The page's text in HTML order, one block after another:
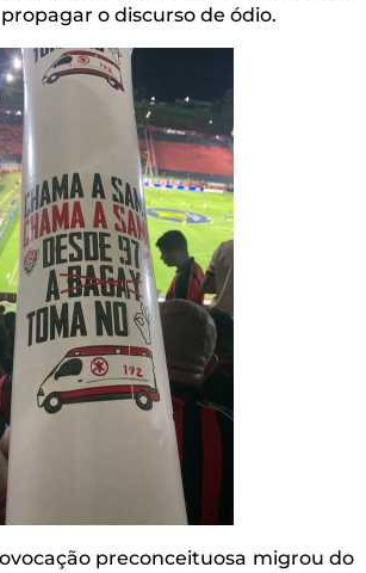
o discurso de ódio.
preconceituosa migrou do